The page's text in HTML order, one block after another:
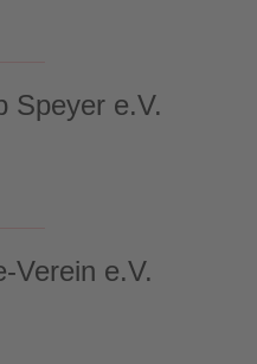
Speyer e.V.
Verein e.V.